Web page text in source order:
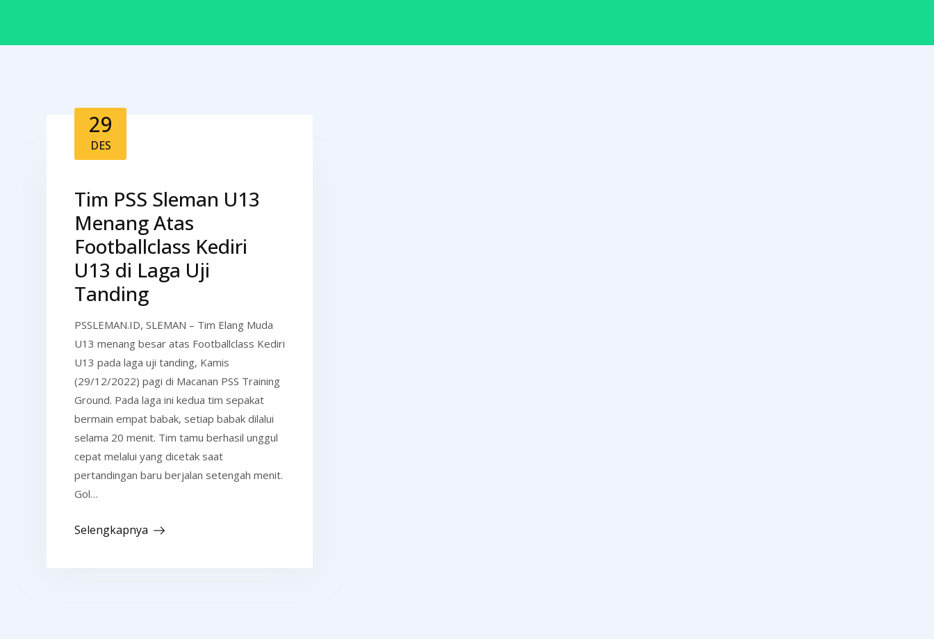
29
DES
Tim PSS Sleman U13
Menang Atas
Footballclass Kediri
U13 di Laga Uji
Tanding
PSSLEMAN.ID, SLEMAN – Tim Elang Muda
U13 menang besar atas Footballclass Kediri
U13 pada laga uji tanding, Kamis
(29/12/2022) pagi di Macanan PSS Training
Ground. Pada laga ini kedua tim sepakat
bermain empat babak, setiap babak dilalui
selama 20 menit. Tim tamu berhasil unggul
cepat melalui yang dicetak saat
pertandingan baru berjalan setengah menit.
Gol…
Selengkapnya